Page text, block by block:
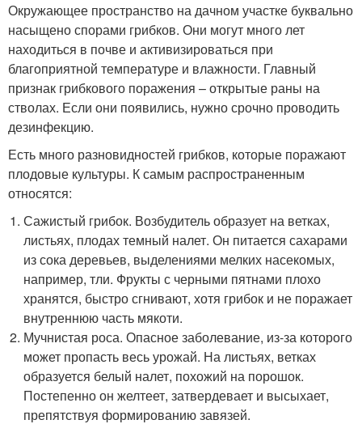
Окружающее пространство на дачном участке буквально
насыщено спорами грибков. Они могут много лет
находиться в почве и активизироваться при
благоприятной температуре и влажности. Главный
признак грибкового поражения – открытые раны на
стволах. Если они появились, нужно срочно проводить
дезинфекцию.
Есть много разновидностей грибков, которые поражают
плодовые культуры. К самым распространенным
относятся:
Сажистый грибок. Возбудитель образует на ветках,
листьях, плодах темный налет. Он питается сахарами
из сока деревьев, выделениями мелких насекомых,
например, тли. Фрукты с черными пятнами плохо
хранятся, быстро сгнивают, хотя грибок и не поражает
внутреннюю часть мякоти.
Мучнистая роса. Опасное заболевание, из-за которого
может пропасть весь урожай. На листьях, ветках
образуется белый налет, похожий на порошок.
Постепенно он желтеет, затвердевает и высыхает,
препятствуя формированию завязей.